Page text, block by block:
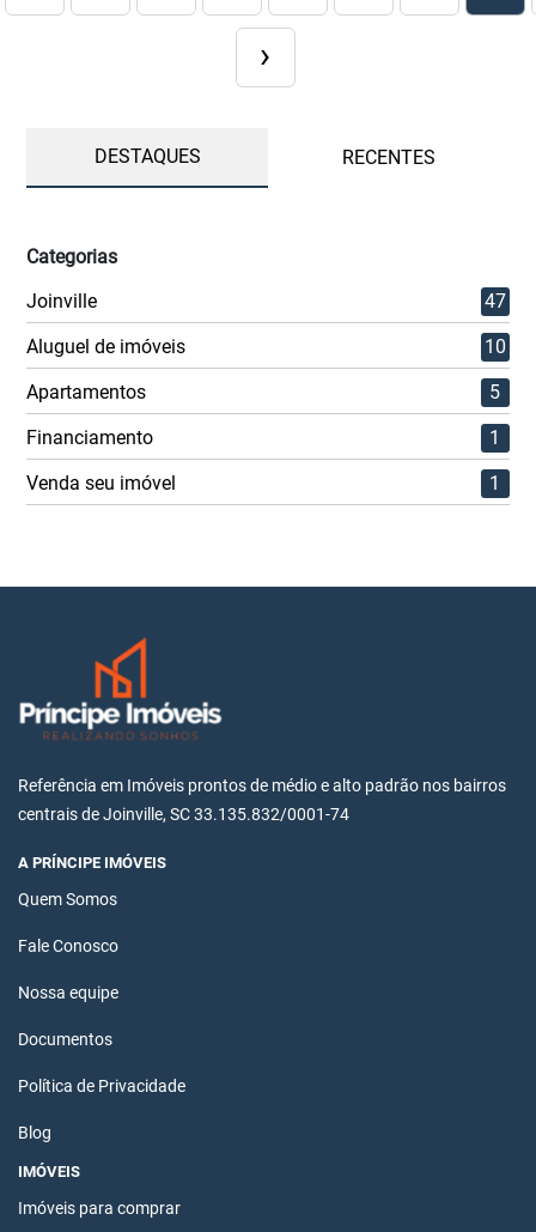
›
DESTAQUES RECENTES
Categorias
Joinville
47
Aluguel de imóveis
10
Apartamentos
5
Financiamento
1
Venda seu imóvel
1
Referência em Imóveis prontos de médio e alto padrão nos bairros
centrais de Joinville, SC 33.135.832/0001-74
A PRÍNCIPE IMÓVEIS
Quem Somos
Fale Conosco
Nossa equipe
Documentos
Política de Privacidade
Blog
IMÓVEIS
Imóveis para comprar